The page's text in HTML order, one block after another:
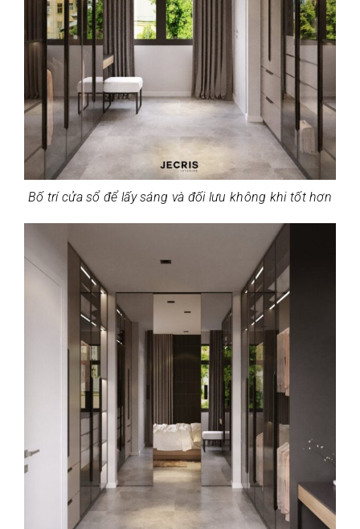
Bố trí cửa sổ để lấy sáng và đối lưu không khi tốt hơn